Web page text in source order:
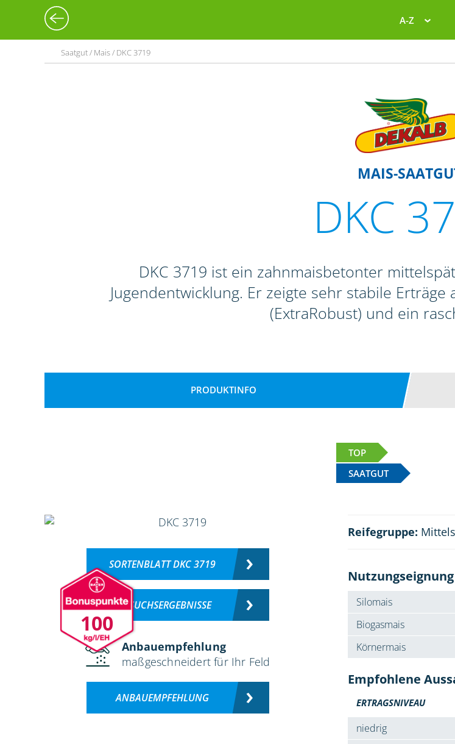
A-Z
Saatgut / Mais / DKC 3719
MAIS-
DKC
DKC 3719 ist ein zahnmaisbetonter
Jugendentwicklung. Er zeigte sehr stabile
(ExtraRobust) und ein
PRODUKTINFO
TOP
SAATGUT
100
SORTENBLATT DKC 3719
VERSUCHSERGEBNISSE
Anbauempfehlung
maßgeschneidert für Ihr Feld
ANBAUEMPFEHLUNG
Reifegruppe:
Nutzungseignung
Silomais
Biogasmais
Körnermais
Empfohlene
ERTRAGSNIVEAU
niedrig